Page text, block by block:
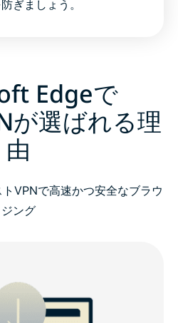
ぎましょう。
Edgeで
が選ばれる理
由
VPNで高速かつ安全なブラウ
ジング